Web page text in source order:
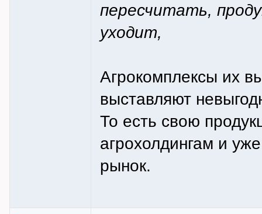
пересчитать,
уходит,
Агрокомплексы их
выставляют
То есть свою
агрохолдингам и
рынок.